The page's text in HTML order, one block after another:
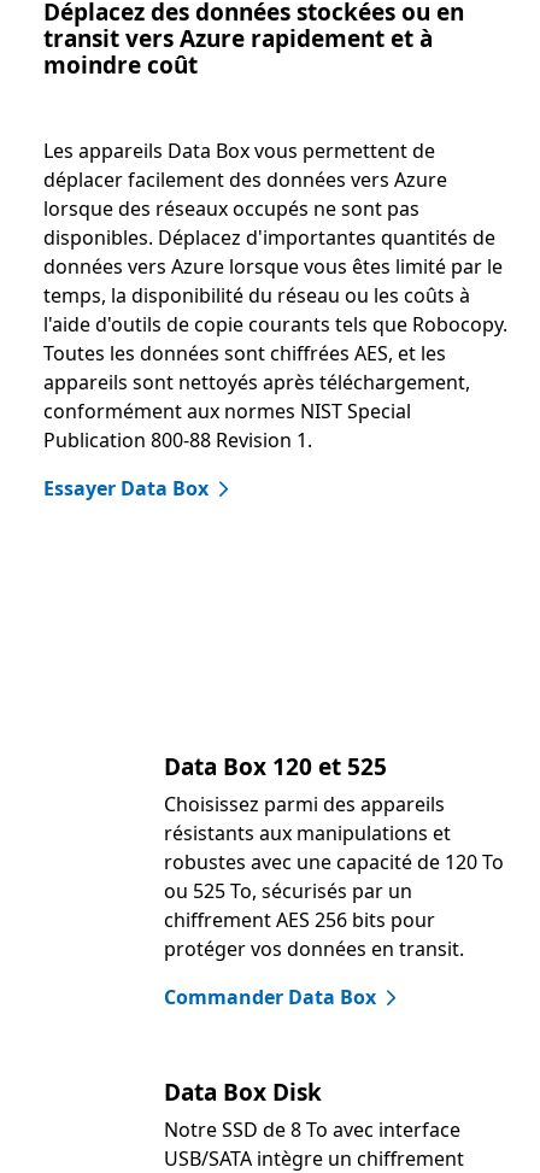
Déplacez des données stockées ou en
transit vers Azure rapidement et à
moindre coût
Les appareils Data Box vous permettent de
déplacer facilement des données vers Azure
lorsque des réseaux occupés ne sont pas
disponibles. Déplacez d'importantes quantités de
données vers Azure lorsque vous êtes limité par le
temps, la disponibilité du réseau ou les coûts à
l'aide d'outils de copie courants tels que Robocopy.
Toutes les données sont chiffrées AES, et les
appareils sont nettoyés après téléchargement,
conformément aux normes NIST Special
Publication 800-88 Revision 1.
Essayer Data Box
Data Box 120 et 525
Choisissez parmi des appareils
résistants aux manipulations et
robustes avec une capacité de 120 To
ou 525 To, sécurisés par un
chiffrement AES 256 bits pour
protéger vos données en transit.
Commander Data Box
Data Box Disk
Notre SSD de 8 To avec interface
USB/SATA intègre un chiffrement